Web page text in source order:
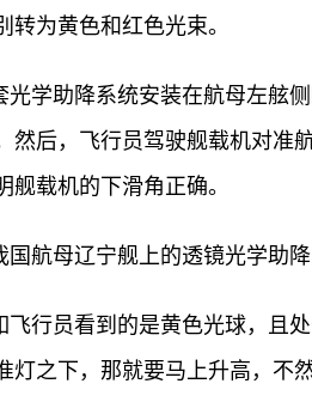
转为黄色和红色光束。
光学助降系统安装在航母左舷
然后，飞行员驾驶舰载机对准
舰载机的下滑角正确。
国航母辽宁舰上的透镜光学助降
飞行员看到的是黄色光球，且
灯之下，那就要马上升高，不